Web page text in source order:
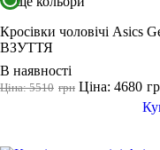
Кросівки чоловічі Asics
ВЗУТТЯ
В наявності
грн
Ціна: 5510
Ціна: 4680